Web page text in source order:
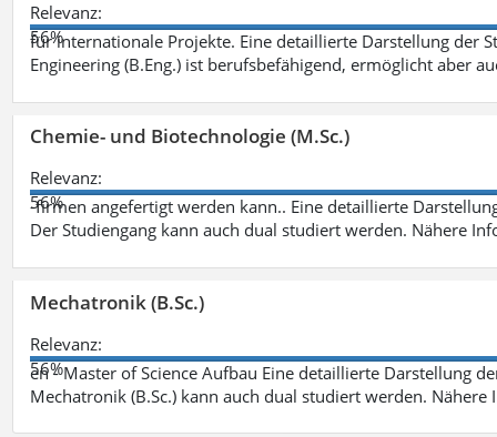
Relevanz:
56%
für internationale Projekte. Eine detaillierte Darstellung der
Engineering (B.Eng.) ist berufsbefähigend, ermöglicht aber
Chemie- und Biotechnologie (M.Sc.)
Relevanz:
56%
-firmen angefertigt werden kann.. Eine detaillierte
Der Studiengang kann auch dual studiert werden. Nähere
Mechatronik (B.Sc.)
Relevanz:
56%
en - Master of Science Aufbau Eine detaillierte Darstellung
Mechatronik (B.Sc.) kann auch dual studiert werden.